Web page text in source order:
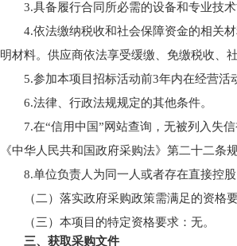
3.具备履行合同所必需的设备和专业技
4.依法缴纳税收和社会保障资金的相关
明材料。供应商依法享受缓缴、免缴税收、
5.参加本项目招标活动前3年内在经营
6.法律、行政法规规定的其他条件。
7.在“信用中国”网站查询，无被列入失
《中华人民共和国政府采购法》第二十二
8.单位负责人为同一人或者存在直接控
（二）落实政府采购政策需满足的资格
（三）本项目的特定资格要求：无。
三、获取采购文件